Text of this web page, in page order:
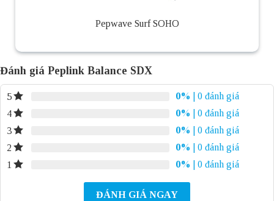
Pepwave Surf SOHO
Đánh giá Peplink Balance SDX
5 0%
| 0 đánh giá
4
0%
| 0 đánh giá
3
0%
| 0 đánh giá
2
0%
| 0 đánh giá
1
0% | 0 đánh giá
ĐÁNH GIÁ NGAY